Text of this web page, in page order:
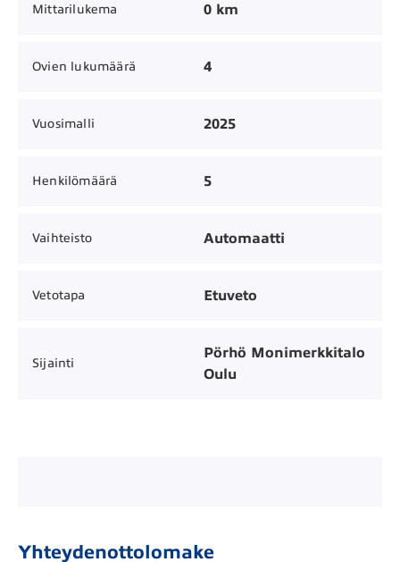
Mittarilukema 0 km
Ovien lukumäärä 4
Vuosimalli 2025
Henkilömäärä 5
Vaihteisto Automaatti
Vetotapa Etuveto
Sijainti
Pörhö Monimerkkitalo
Oulu
Yhteydenottolomake